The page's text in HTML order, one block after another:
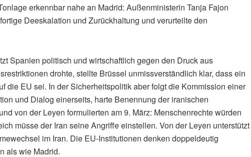
erkennbar nahe an Madrid: Außenministerin Tanja Fajon
Deeskalation und Zurückhaltung und verurteilte den
Spanien politisch und wirtschaftlich gegen den Druck aus
drohte, stellte Brüssel unmissverständlich klar, dass ein
die EU sei. In der Sicherheitspolitik aber folgt die Kommission einer
und Dialog einerseits, harte Benennung der iranischen
von der Leyen formulierten am 9. März: Menschenrechte würden
müsse der Iran seine Angriffe einstellen. Von der Leyen unterstützt
im Iran. Die EU-Institutionen denken doppeldeutig
als wie Madrid.